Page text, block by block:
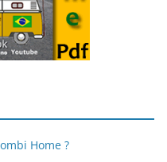
Home ?